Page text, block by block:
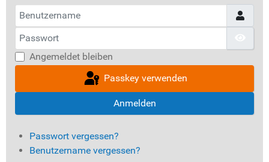
Benutzername
Passwort
Angemeldet bleiben
Passkey verwenden
Anmelden
Passwort vergessen?
Benutzername vergessen?